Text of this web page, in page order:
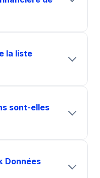
la liste
sont-elles
Données